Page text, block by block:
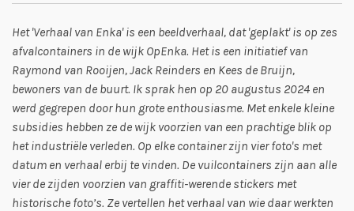
Het 'Verhaal van Enka' is een beeldverhaal, dat 'geplakt' is op zes
afvalcontainers in de wijk OpEnka. Het is een initiatief van
Raymond van Rooijen, Jack Reinders en Kees de Bruijn,
bewoners van de buurt. Ik sprak hen op 20 augustus 2024 en
werd gegrepen door hun grote enthousiasme. Met enkele kleine
subsidies hebben ze de wijk voorzien van een prachtige blik op
het industriële verleden. Op elke container zijn vier foto's met
datum en verhaal erbij te vinden. De vuilcontainers zijn aan alle
vier de zijden voorzien van graffiti-werende stickers met
historische foto’s. Ze vertellen het verhaal van wie daar werkten